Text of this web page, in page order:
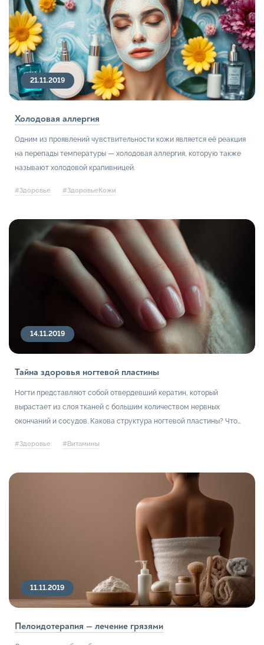
21.11.2019
Холодовая аллергия
Одним из проявлений чувствительности кожи является её реакция
на перепады температуры — холодовая аллергия, которую также
называют холодовой крапивницей.
#Здоровье #ЗдоровьеКожи
14.11.2019
Тайна здоровья ногтевой пластины
Ногти представляют собой отвердевший кератин, который
вырастает из слоя тканей с большим количеством нервных
окончаний и сосудов. Какова структура ногтевой пластины? Что
#Здоровье #Витамины
11.11.2019
Пелоидотерапия — лечение грязями